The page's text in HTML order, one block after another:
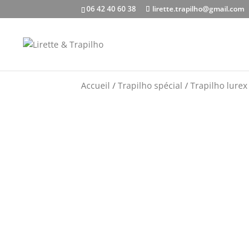
06 42 40 60 38 lirette.trapilho@gmail.com
Accueil /Trapilho spécial /Trapilho lurex